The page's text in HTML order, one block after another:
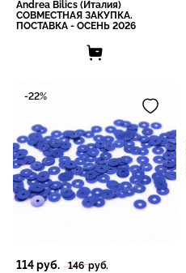
Andrea Bilics (Италия)
СОВМЕСТНАЯ ЗАКУПКА.
ПОСТАВКА - ОСЕНЬ 2026
114руб. 146руб.
-22%